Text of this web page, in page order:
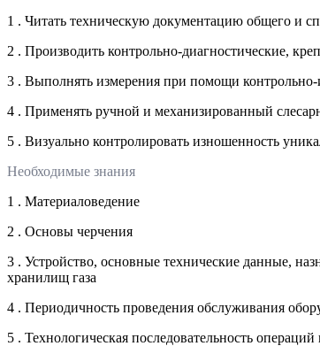
1 . Читать техническую документацию общего и
2 . Производить контрольно-диагностические,
3 . Выполнять измерения при помощи
4 . Применять ручной и механизированный
5 . Визуально контролировать изношенность
Необходимые знания
1 . Материаловедение
2 . Основы черчения
3 . Устройство, основные технические данные,
хранилищ газа
4 . Периодичность проведения обслуживания
5 . Технологическая последовательность